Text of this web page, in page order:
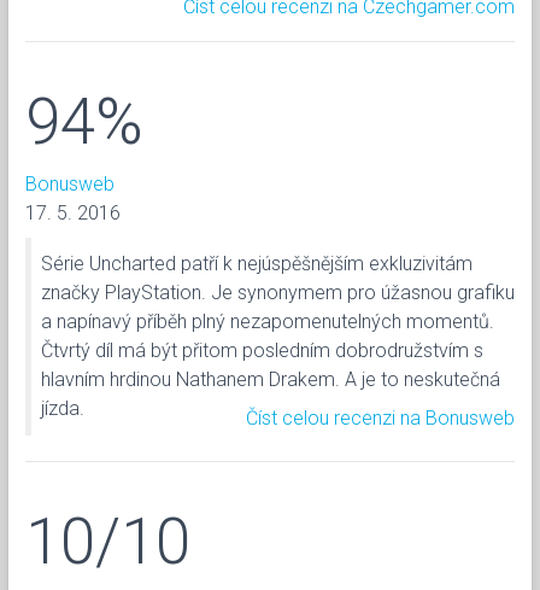
Číst celou recenzi na Czechgamer.com
94%
Bonusweb
17. 5. 2016
Série Uncharted patří k nejúspěšnějším exkluzivitám
značky PlayStation. Je synonymem pro úžasnou grafiku
a napínavý příběh plný nezapomenutelných momentů.
Čtvrtý díl má být přitom posledním dobrodružstvím s
hlavním hrdinou Nathanem Drakem. A je to neskutečná
jízda.
Číst celou recenzi na Bonusweb
10/10